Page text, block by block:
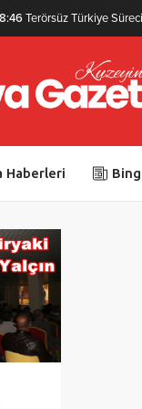
Terörsüz Türkiye
Haberleri